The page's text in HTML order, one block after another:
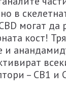
в
могат да
кост!
и
– CB1 и